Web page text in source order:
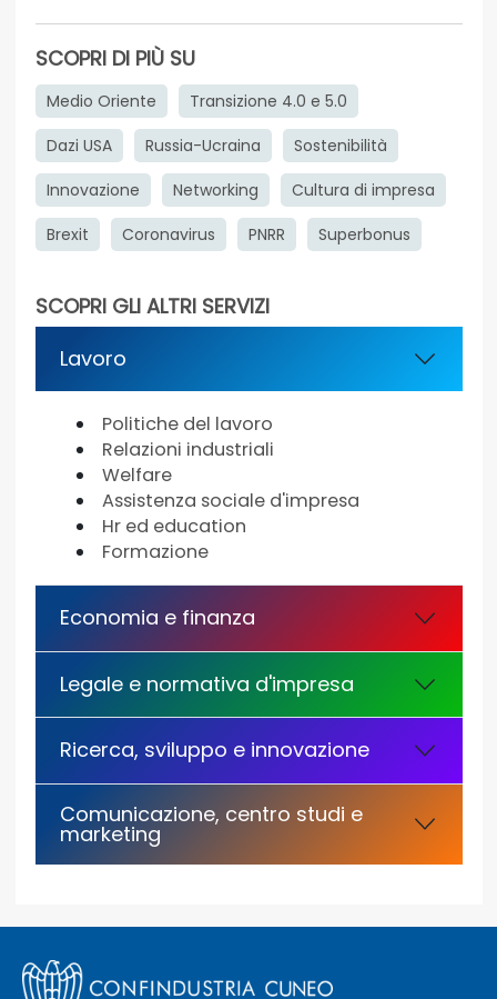
SCOPRI DI PIÙ SU
Medio Oriente
Transizione 4.0 e 5.0
Dazi USA
Russia-Ucraina
Sostenibilità
Innovazione
Networking
Cultura di impresa
Brexit
Coronavirus PNRR Superbonus
SCOPRI GLI ALTRI SERVIZI
Lavoro
Politiche del lavoro
Relazioni industriali
Welfare
Assistenza sociale d'impresa
Hr ed education
Formazione
Economia e finanza
Legale e normativa d'impresa
Ricerca, sviluppo e innovazione
Comunicazione, centro studi e
marketing